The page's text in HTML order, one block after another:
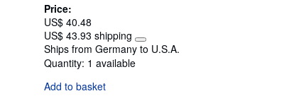
Price:
US$ 40.48
US$ 43.93 shipping
Learn
more
Ships from Germany to U.S.A.
Quantity: 1 available
Add to basket